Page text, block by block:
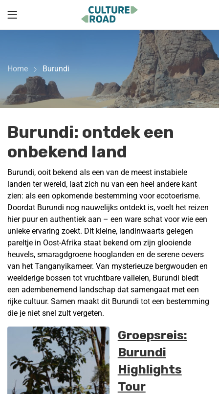
Home Burundi
Burundi: ontdek een
onbekend land
Burundi, ooit bekend als een van de meest instabiele
landen ter wereld, laat zich nu van een heel andere kant
zien: als een opkomende bestemming voor ecotoerisme.
Doordat Burundi nog nauwelijks ontdekt is, voelt het reizen
hier puur en authentiek aan – een ware schat voor wie een
unieke ervaring zoekt. Dit kleine, landinwaarts gelegen
pareltje in Oost-Afrika staat bekend om zijn glooiende
heuvels, smaragdgroene hooglanden en de serene oevers
van het Tanganyikameer. Van mysterieuze bergwouden en
weelderige bossen tot vruchtbare valleien, Burundi biedt
een adembenemend landschap dat samengaat met een
rijke cultuur. Samen maakt dit Burundi tot een bestemming
die je niet snel zult vergeten.
Groepsreis:
Burundi
Highlights
Tour